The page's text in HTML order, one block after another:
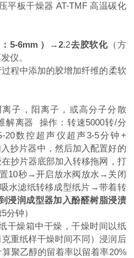
平板干燥器 AT-TMF 高温碳化
5-6mm ）
→2.2去胶软化（方
仪。
程中添加的胶增加纤维的柔软
离子，阳离子，或高分子分散
解离器 操作：转速5000转/分
20数控超声仪超声3-5分钟+
抄片器中，然后加入配置好的
抄片器底部加入转移拖网，打
10秒→开启放水阀放水→关闭
水滤纸转移成型纸片→带着转
浸润成型器加入酚醛树脂浸渍
5分钟）
干燥箱中干燥，干燥时间以纸
重纸样干燥时间不同）浸润后
聚乙醇的留着率以留着率20%